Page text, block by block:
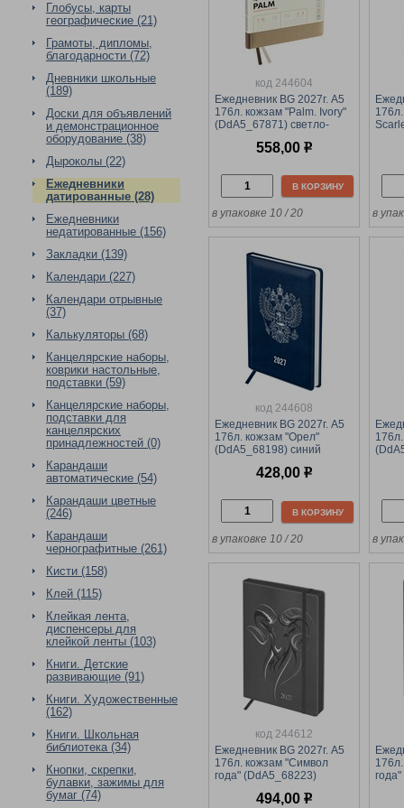
Глобусы, карты
географические (21)
Грамоты, дипломы,
благодарности (72)
Дневники школьные
(189)
Доски для объявлений
и демонстрационное
оборудование (38)
Дыроколы (22)
Ежедневники
датированные (28)
Ежедневники
недатированные (156)
Закладки (139)
Календари (227)
Календари отрывные
(37)
Калькуляторы (68)
Канцелярские наборы,
коврики настольные,
подставки (59)
Канцелярские наборы,
подставки для
канцелярских
принадлежностей (0)
Карандаши
автоматические (54)
Карандаши цветные
(246)
Карандаши
чернографитные (261)
Кисти (158)
Клей (115)
Клейкая лента,
диспенсеры для
клейкой ленты (103)
Книги. Детские
развивающие (91)
Книги. Художественные
(162)
Книги. Школьная
библиотека (34)
Кнопки, скрепки,
булавки, зажимы для
бумаг (74)
код 244604
Ежедневник BG 2027г. А5
176л. кожзам "Palm. Ivory"
(DdA5_67871) светло-
558,00 р
В КОРЗИНУ
в упаковке 10 / 20 в
код 244608
Ежедневник BG 2027г. А5
176л. кожзам "Орел"
(DdA5_68198) синий
428,00 р
В КОРЗИНУ
в упаковке 10 / 20 в
код 244612
Ежедневник BG 2027г. А5
176л. кожзам "Символ
года" (DdA5_68223)
резинкой494,00 р